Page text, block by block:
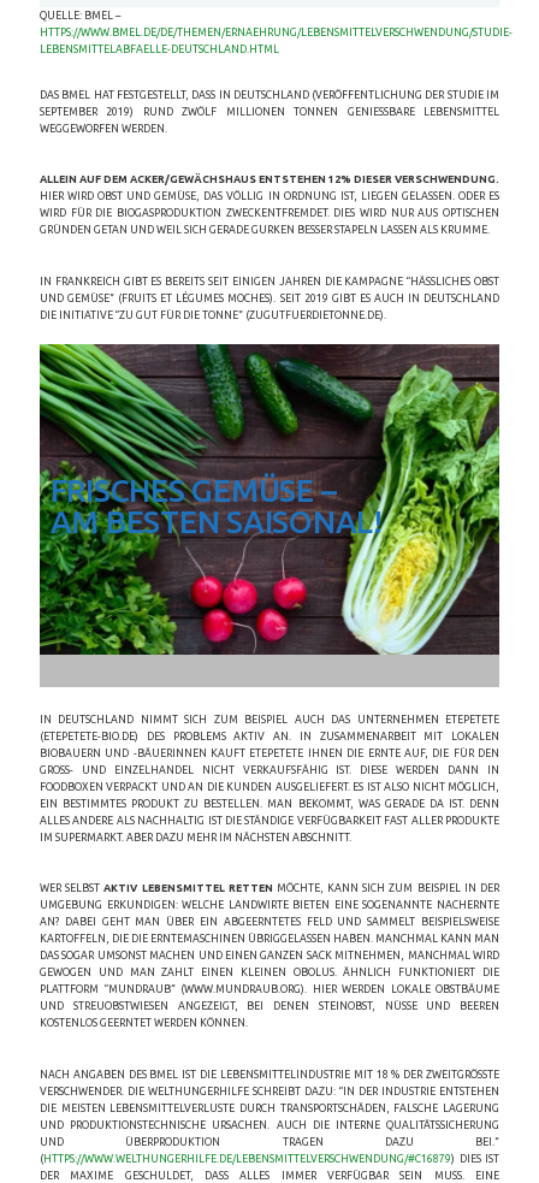
QUELLE: BMEL –
HTTPS://WWW.BMEL.DE/DE/THEMEN/ERNAEHRUNG/LEBENSMITTELVERSCHWENDUNG/STUDIE-
LEBENSMITTELABFAELLE-DEUTSCHLAND.HTML
DAS BMEL HAT FESTGESTELLT, DASS IN DEUTSCHLAND (VERÖFFENTLICHUNG DER STUDIE IM
SEPTEMBER 2019) RUND ZWÖLF MILLIONEN TONNEN GENIESSBARE LEBENSMITTEL W
EGGEWORFEN WERDEN.
ALLEIN AUF DEM ACKER/GEWÄCHSHAUS ENTSTEHEN 12% DIESER VERSCHWENDUNG.
HIER WIRD OBST UND GEMÜSE, DAS VÖLLIG IN ORDNUNG IST, LIEGEN GELASSEN. ODER ES
WIRD FÜR DIE BIOGASPRODUKTION ZWECKENTFREMDET. DIES WIRD NUR AUS OPTISCHEN
GRÜNDEN GETAN UND WEIL SICH GERADE GURKEN BESSER STAPELN LASSEN ALS KRUMME.
IN FRANKREICH GIBT ES BEREITS SEIT EINIGEN JAHREN DIE KAMPAGNE “HÄSSLICHES OBST
UND GEMÜSE” (FRUITS ET LÉGUMES MOCHES). SEIT 2019 GIBT ES AUCH IN DEUTSCHLAND
DIE INITIATIVE “ZU GUT FÜR DIE TONNE” (ZUGUTFUERDIETONNE.DE).
FRISCHES GEMÜSE –
AM BESTEN SAISONAL!
IN DEUTSCHLAND NIMMT SICH ZUM BEISPIEL AUCH DAS UNTERNEHMEN ETEPETETE
(ETEPETETE-BIO.DE) DES PROBLEMS AKTIV AN. IN ZUSAMMENARBEIT MIT LOKALEN
BIOBAUERN UND -BÄUERINNEN KAUFT ETEPETETE IHNEN DIE ERNTE AUF, DIE FÜR DEN
GROSS- UND EINZELHANDEL NICHT VERKAUFSFÄHIG IST. DIESE WERDEN DANN IN F
OODBOXEN VERPACKT UND AN DIE KUNDEN AUSGELIEFERT. ES IST ALSO NICHT MÖGLICH, E
IN BESTIMMTES PRODUKT ZU BESTELLEN. MAN BEKOMMT, WAS GERADE DA IST. DENN A
LLES ANDERE ALS NACHHALTIG IST DIE STÄNDIGE VERFÜGBARKEIT FAST ALLER PRODUKTE I
M SUPERMARKT. ABER DAZU MEHR IM NÄCHSTEN ABSCHNITT.
WER SELBSTAKTIV LEBENSMITTEL RETTEN MÖCHTE, KANN SICH ZUM BEISPIEL IN DER
UMGEBUNG ERKUNDIGEN: WELCHE LANDWIRTE BIETEN EINE SOGENANNTE NACHERNTE
AN? DABEI GEHT MAN ÜBER EIN ABGEERNTETES FELD UND SAMMELT BEISPIELSWEISE
KARTOFFELN, DIE DIE ERNTEMASCHINEN ÜBRIGGELASSEN HABEN. MANCHMAL KANN MAN
DAS SOGAR UMSONST MACHEN UND EINEN GANZEN SACK MITNEHMEN, MANCHMAL WIRD
GEWOGEN UND MAN ZAHLT EINEN KLEINEN OBOLUS. ÄHNLICH FUNKTIONIERT DIE
PLATTFORM “MUNDRAUB” (WWW.MUNDRAUB.ORG). HIER WERDEN LOKALE OBSTBÄUME
UND STREUOBSTWIESEN ANGEZEIGT, BEI DENEN STEINOBST, NÜSSE UND BEEREN
KOSTENLOS GEERNTET WERDEN KÖNNEN.
NACH ANGABEN DES BMEL IST DIE LEBENSMITTELINDUSTRIE MIT 18 % DER ZWEITGRÖSSTE V
ERSCHWENDER. DIE WELTHUNGERHILFE SCHREIBT DAZU: “IN DER INDUSTRIE ENTSTEHEN D
IE MEISTEN LEBENSMITTELVERLUSTE DURCH TRANSPORTSCHÄDEN, FALSCHE LAGERUNG U
ND PRODUKTIONSTECHNISCHE URSACHEN. AUCH DIE INTERNE QUALITÄTSSICHERUNG U
ND ÜBERPRODUKTION TRAGEN DAZU BEI.” (
HTTPS://WWW.WELTHUNGERHILFE.DE/LEBENSMITTELVERSCHWENDUNG/#C16879) DIES IST
DER MAXIME GESCHULDET, DASS ALLES IMMER VERFÜGBAR SEIN MUSS. EINE